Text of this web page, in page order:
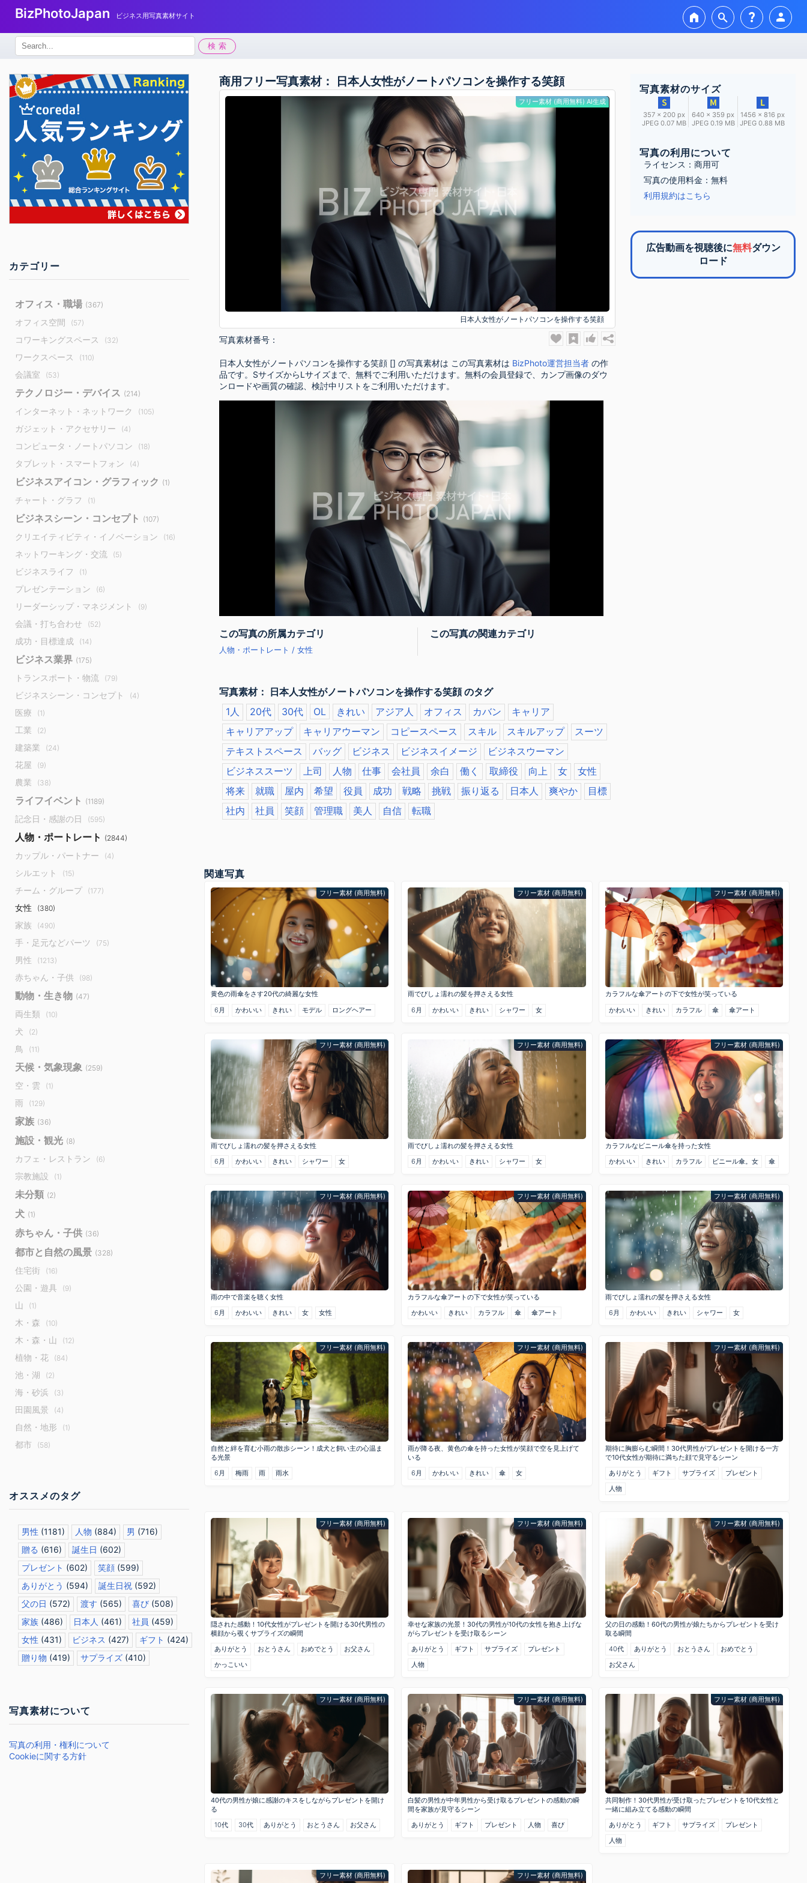
BizPhotoJapan ビジネス用写真素材サイト home search question_mark person
検
索:
検索
カテゴリー
オフィス・職場 (367)
オフィス空間 (57)
コワーキングスペース (32)
ワークスペース (110)
会議室 (53)
テクノロジー・デバイス (214)
インターネット・ネットワーク (105)
ガジェット・アクセサリー (4)
コンピュータ・ノートパソコン (18)
タブレット・スマートフォン (4)
ビジネスアイコン・グラフィック (1)
チャート・グラフ (1)
ビジネスシーン・コンセプト (107)
クリエイティビティ・イノベーション (16)
ネットワーキング・交流 (5)
ビジネスライフ (1)
プレゼンテーション (6)
リーダーシップ・マネジメント (9)
会議・打ち合わせ (52)
成功・目標達成 (14)
ビジネス業界 (175)
トランスポート・物流 (79)
ビジネスシーン・コンセプト (4)
医療 (1)
工業 (2)
建築業 (24)
花屋 (9)
農業 (38)
ライフイベント (1189)
記念日・感謝の日 (595)
人物・ポートレート (2844)
カップル・パートナー (4)
シルエット (15)
チーム・グループ (177)
女性 (380)
家族 (490)
手・足元などパーツ (75)
男性 (1213)
赤ちゃん・子供 (98)
動物・生き物 (47)
両生類 (10)
犬 (2)
鳥 (11)
天候・気象現象 (259)
空・雲 (1)
雨 (129)
家族 (36)
施設・観光 (8)
カフェ・レストラン (6)
宗教施設 (1)
未分類 (2)
犬 (1)
赤ちゃん・子供 (36)
都市と自然の風景 (328)
住宅街 (16)
公園・遊具 (9)
山 (1)
木・森 (10)
木・森・山 (12)
植物・花 (84)
池・湖 (2)
海・砂浜 (3)
田園風景 (4)
自然・地形 (1)
都市 (58)
オススメのタグ
男性 (1181) 人物 (884) 男 (716)
贈る (616) 誕生日 (602)
プレゼント (602) 笑顔 (599)
ありがとう (594) 誕生日祝 (592)
父の日 (572) 渡す (565) 喜び (508)
家族 (486) 日本人 (461) 社員 (459)
女性 (431) ビジネス (427) ギフト (424)
贈り物 (419) サプライズ (410)
写真素材について
写真の利用・権利について
Cookieに関する方針
商用フリー写真素材： 日本人女性がノートパソコンを操作する笑顔
フリー素材 (商用無料) AI生成
日本人女性がノートパソコンを操作する笑顔
写真素材番号：
日本人女性がノートパソコンを操作する笑顔 [] の写真素材は この写真素材は BizPhoto運営担当者 の作
品です。SサイズからLサイズまで、無料でご利用いただけます。無料の会員登録で、カンプ画像のダウ
ンロードや画質の確認、検討中リストをご利用いただけます。
この写真の所属カテゴリ
人物・ポートレート / 女性
この写真の関連カテゴリ
写真素材： 日本人女性がノートパソコンを操作する笑顔 のタグ
1人
20代 30代 OL きれい アジア人 オフィス カバン
キャリア
キャリアアップ
キャリアウーマン コピースペース スキル スキルアップ
スーツ
テキストスペース
バッグ ビジネス ビジネスイメージ
ビジネスウーマン
ビジネススーツ
上司 人物 仕事 会社員 余白 働く 取締役 向上 女
女性
将来
就職 屋内 希望 役員 成功 戦略 挑戦 振り返る 日本人 爽やか
目標
社内
社員 笑顔 管理職 美人 自信 転職
写真素材のサイズ
357 × 200 px
JPEG 0.07 MB
640 × 359 px
JPEG 0.19 MB
1456 × 816 px
JPEG 0.88 MB
写真の利用について
ライセンス：商用可
写真の使用料金：無料
利用規約はこちら
広告動画を視聴後に無料ダウン
ロード
関連写真
フリー素材 (商用無料)
黄色の雨傘をさす20代の綺麗な女性
6月
かわいい きれい モデル ロングヘアー
フリー素材 (商用無料)
雨でびしょ濡れの髪を押さえる女性
6月
かわいい きれい シャワー 女
フリー素材 (商用無料)
カラフルな傘アートの下で女性が笑っている
かわいい
きれい カラフル 傘 傘アート
フリー素材 (商用無料)
雨でびしょ濡れの髪を押さえる女性
6月
かわいい きれい シャワー 女
フリー素材 (商用無料)
雨でびしょ濡れの髪を押さえる女性
6月
かわいい きれい シャワー 女
フリー素材 (商用無料)
カラフルなビニール傘を持った女性
かわいい
きれい カラフル ビニール傘。女 傘
フリー素材 (商用無料)
雨の中で音楽を聴く女性
6月
かわいい きれい 女 女性
フリー素材 (商用無料)
カラフルな傘アートの下で女性が笑っている
かわいい
きれい カラフル 傘 傘アート
フリー素材 (商用無料)
雨でびしょ濡れの髪を押さえる女性
6月
かわいい きれい シャワー 女
フリー素材 (商用無料)
自然と絆を育む小雨の散歩シーン！成犬と飼い主の心温ま
る光景
6月
梅雨 雨 雨水
フリー素材 (商用無料)
雨が降る夜、黄色の傘を持った女性が笑顔で空を見上げて
いる
6月
かわいい きれい 傘 女
フリー素材 (商用無料)
期待に胸膨らむ瞬間！30代男性がプレゼントを開ける一方
で10代女性が期待に満ちた顔で見守るシーン
ありがとう
ギフト サプライズ
プレゼント
人物
フリー素材 (商用無料)
隠された感動！10代女性がプレゼントを開ける30代男性の
横顔から覗くサプライズの瞬間
ありがとう
おとうさん おめでとう
お父さん
かっこいい
フリー素材 (商用無料)
幸せな家族の光景！30代の男性が10代の女性を抱き上げな
がらプレゼントを受け取るシーン
ありがとう
ギフト サプライズ
プレゼント
人物
フリー素材 (商用無料)
父の日の感動！60代の男性が娘たちからプレゼントを受け
取る瞬間
40代
ありがとう おとうさん
おめでとう
お父さん
フリー素材 (商用無料)
40代の男性が娘に感謝のキスをしながらプレゼントを開け
る
10代
30代 ありがとう おとうさん お父さん
フリー素材 (商用無料)
白髪の男性が中年男性から受け取るプレゼントの感動の瞬
間を家族が見守るシーン
ありがとう
ギフト プレゼント 人物 喜び
フリー素材 (商用無料)
共同制作！30代男性が受け取ったプレゼントを10代女性と
一緒に組み立てる感動の瞬間
ありがとう
ギフト サプライズ
プレゼント
人物
フリー素材 (商用無料) フリー素材 (商用無料)